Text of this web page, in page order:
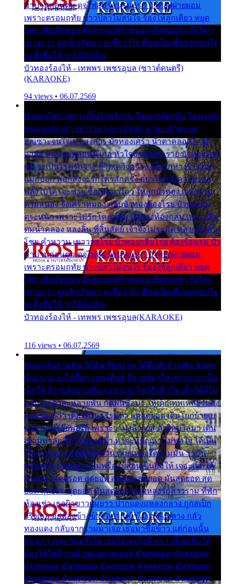
มาบานก่อนตูม ดุจไฟสุมร้อนรุมอุรา บัวทองผ่ายผอม
เพราะตรอมฤทัย ข้าวปลาไม่สนใจ ร้องไห้ลูกเดียว หยุด
โศก เสียเถิดทอง พักความเศร้าหมอง เถิดทองจ๋า ถึงใคร
เขาจะว่า ลูกเจ้าเกิดมา จะชื่อว่าไง พี่ขอเป็นเพื่อนปลอบใจ
จะตั้งชื่อให้ ว่าไอ้บังเอิญ
บัวทองร้องไห้ - เทพพร เพชรอุบล (ซาวด์ดนตรี)
(KARAOKE)
94 views • 06.07.2569
บัวทองโศก เพราะเป็นโรครักรุม ในอกกลัดกลุ้ม โดนแฟน
หนุ่มหลอกเอา เขารวย และรูปหล่อ มาพะเน้าพะนอ
ออเซาะจนใจเบา สงสาร บัวทองเศร้า น้ำตาคลอเบ้า เฝ้า
อาลัย หนุ่มรูปหล่อหนีไกล หัวใจบัวทองระรวย บัวทองโศก
เพราะเป็นโรครักจาง ชีวิตเคว้งคว้าง เมื่อรักห่างร้างไกล
แม่ก็บอก พ่อก็สั่งจะรักใครสักครั้ง อย่าไปหวังความรวย
พลั้งไปใครจะช่วย ซื้อเปลมาไกว ให้ลูกบัวทอง เวรกรรม
ตามสนอง จึงเศร้าหมอง กลีบบัวทองต้องโรย บัวทองไม่
ตระหนัก เพราะไม่รักโคลนตม บัวทองท้องกลม เพราะลืม
ตมน้ำคลอง หลงลิ้น ที่สิ้นสัตย์ เจ้าจึงไม่ระมัด หลงกลิ่นลิ้น
โชย คำหวาน เขาวาดโรย บัวทองกลีบโรย ต้องร้อนรุม บัว
มาบานก่อนตูม ดุจไฟสุมร้อนรุมอุรา บัวทองผ่ายผอม
เพราะตรอมฤทัย ข้าวปลาไม่สนใจ ร้องไห้ลูกเดียว หยุด
โศก เสียเถิดทอง พักความเศร้าหมอง เถิดทองจ๋า ถึงใคร
เขาจะว่า ลูกเจ้าเกิดมา จะชื่อว่าไง พี่ขอเป็นเพื่อนปลอบใจ
จะตั้งชื่อให้ ว่าไอ้บังเอิญ
บัวทองร้องไห้ - เทพพร เพชรอุบล(KARAOKE)
116 views • 06.07.2569
พ่อส่งเงินสามพัน ให้ฉันเรียนราม ได้อีกสักสามพัน ฉันคง
บ๊าย บาย จะไปซื้อกางเกงยีนส์ ลีวายส์มาใส่ เพราะเราเป็น
เด็กใต้ ลีวายส์อย่างเดียว อยากจะโชว์ถึงหิวโซ เด็กใต้ก็ไม่
หวั่น ตกตัวละหลายพัน กัดฟันซื้อมา ให้เด็กเทพเหลียวมอง
และต้องรู้ว่า เด็กใต้ไม่ธรรมดา แต่สุดยอด เดินโยกย้ายเย
ยวน กวนโอ๊ยพอได้ เพราะว่านุ่งลีวายส์ ตัวใหม่ใส่มา เดิน
เข้ามหาลัย จิ๊กโก๊มองหน้า ท่าจะมีปัญหา ไม่พอใจ ได้เป็น
เรื่องแน่นอน แต่ฉันไม่หวั่น เลยแหลงใต้ถามมัน ว่ามัน
พรั่นพรือ มันตอบว่าไม่พรื่อ เปลี่ยนเป็นยิ้มให้ เจอะเด็กใต้
ด้วยกัน ก็เลยรอด สุดยอด สุดยอด สุดยอด มันสุดยอด สุด
ยอด สุดยอด สุดยอด มันสุดยอด แอบหลงรักสาวราม ที่พัก
ห้องเช่า เธอผิวขาวผมยาว ปากแดงแหลงกลาง ถูกสเป็ก
จริงเธอ อยู่ห้องข้างข้าง อยากเข้าไปแหลงกลาง กลัว
ทองแดง กลับจากรามมาเจอ เธอมาซื้อข้าว แต่ก่อนนั้น
สองเรา เจอะกันครั้งใด เธอไม่เคยไยดี คราวนี้เธอยิ้มให้
ต้องให้ใส่ลีวายส์ สุดยอด สุดยอด มันสุดยอด มันสุดยอด
มันสุดยอด มันสุดยอด มันสุดยอด มันสุดยอด มันสุดยอด
มันสุดยอด มันสุดยอด มันสุดยอด มันสุดยอด มันสุดยอด